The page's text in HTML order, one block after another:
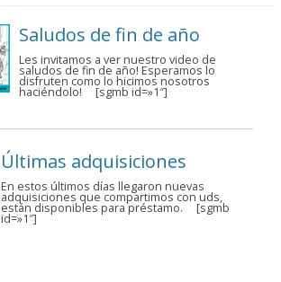
Saludos de fin de año
Les invitamos a ver nuestro video de
saludos de fin de año! Esperamos lo
disfruten como lo hicimos nosotros
haciéndolo! [sgmb id=»1″]
Últimas adquisiciones
En estos últimos días llegaron nuevas
adquisiciones que compartimos con uds,
están disponibles para préstamo. [sgmb
id=»1″]